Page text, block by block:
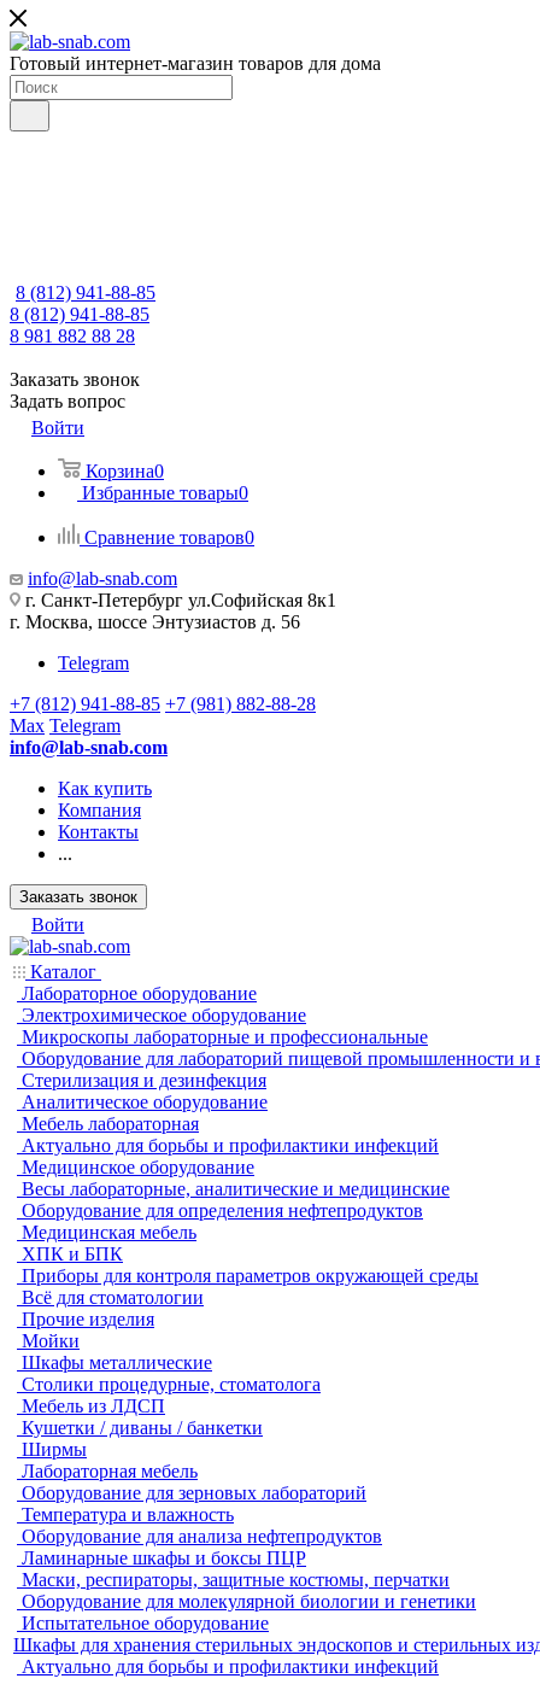
Готовый интернет-магазин товаров для дома
8 (812) 941-88-85
8 (812) 941-88-85
8 981 882 88 28
Заказать звонок
Задать вопрос
Войти
Корзина0
Избранные товары0
Сравнение товаров0
info@lab-snab.com
г. Санкт-Петербург ул.Софийская 8к1
г. Москва, шоссе Энтузиастов д. 56
Telegram
+7 (812) 941-88-85 +7 (981) 882-88-28
Max Telegram
info@lab-snab.com
Как купить
Компания
Контакты
...
Заказать звонок
Войти
Каталог
Лабораторное оборудование
Электрохимическое оборудование
Микроскопы лабораторные и профессиональные
Оборудование для лабораторий пищевой промышленности и
Стерилизация и дезинфекция
Аналитическое оборудование
Мебель лабораторная
Актуально для борьбы и профилактики инфекций
Медицинское оборудование
Весы лабораторные, аналитические и медицинские
Оборудование для определения нефтепродуктов
Медицинская мебель
ХПК и БПК
Приборы для контроля параметров окружающей среды
Всё для стоматологии
Прочие изделия
Мойки
Шкафы металлические
Столики процедурные, стоматолога
Мебель из ЛДСП
Кушетки / диваны / банкетки
Ширмы
Лабораторная мебель
Оборудование для зерновых лабораторий
Температура и влажность
Оборудование для анализа нефтепродуктов
Ламинарные шкафы и боксы ПЦР
Маски, респираторы, защитные костюмы, перчатки
Оборудование для молекулярной биологии и генетики
Испытательное оборудование
Шкафы для хранения стерильных эндоскопов и стерильных
Актуально для борьбы и профилактики инфекций